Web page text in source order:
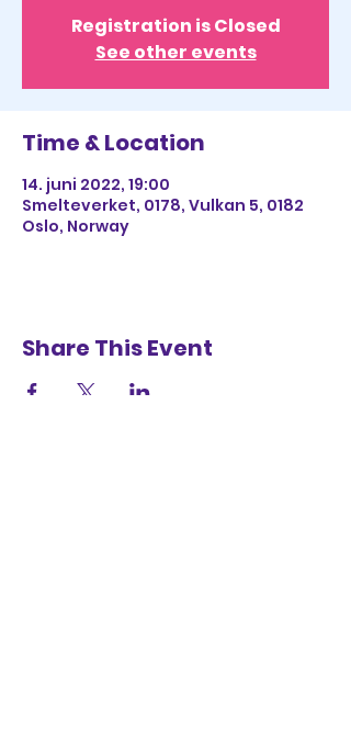
Registration is Closed
See other events
Time & Location
14. juni 2022, 19:00
Smelteverket, 0178, Vulkan 5, 0182
Oslo, Norway
Share This Event